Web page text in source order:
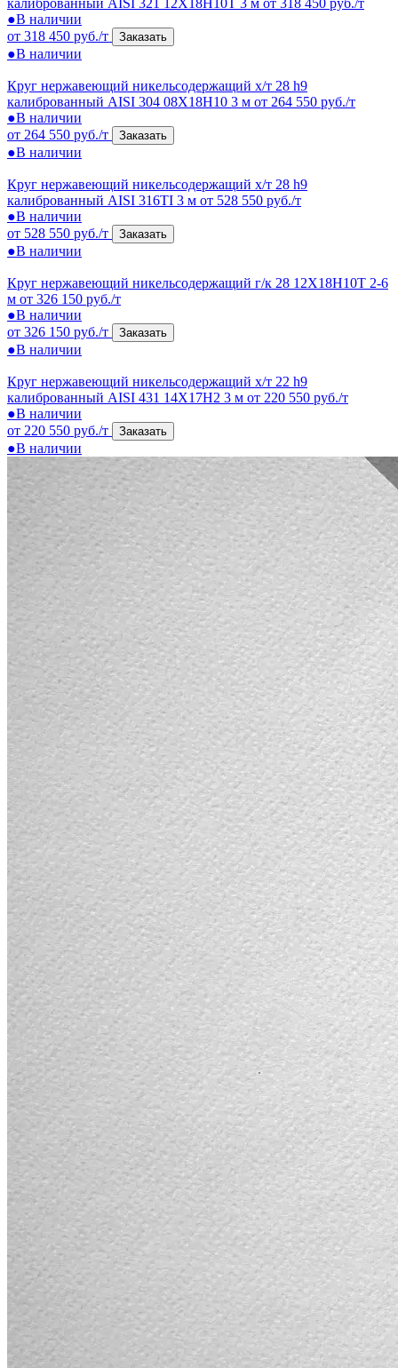
калиброванный AISI 321 12Х18Н10Т 3 м от 318 450 руб./т
●В наличии
от 318 450 руб./т
Заказать
●В наличии
Круг нержавеющий никельсодержащий х/т 28 h9
калиброванный AISI 304 08Х18Н10 3 м от 264 550 руб./т
●В наличии
от 264 550 руб./т
Заказать
●В наличии
Круг нержавеющий никельсодержащий х/т 28 h9
калиброванный AISI 316TI 3 м от 528 550 руб./т
●В наличии
от 528 550 руб./т
Заказать
●В наличии
Круг нержавеющий никельсодержащий г/к 28 12Х18Н10Т 2-6
м от 326 150 руб./т
●В наличии
от 326 150 руб./т
Заказать
●В наличии
Круг нержавеющий никельсодержащий х/т 22 h9
калиброванный AISI 431 14Х17Н2 3 м от 220 550 руб./т
●В наличии
от 220 550 руб./т
Заказать
●В наличии